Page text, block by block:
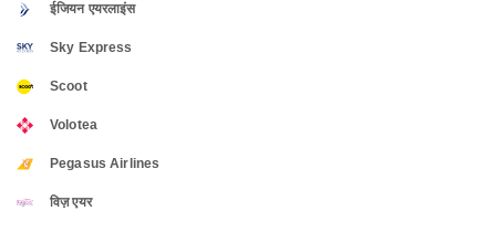
ईजियन एयरलाइंस
Sky Express
Scoot
Volotea
Pegasus Airlines
विज़ एयर